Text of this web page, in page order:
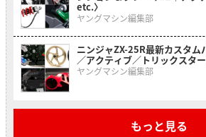
etc.〉
ヤングマシン編集部
ニンジャZX-25R最新カスタム
／アクティブ／トリックスター
ヤングマシン編集部
もっと見る